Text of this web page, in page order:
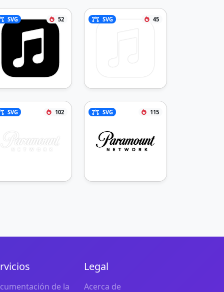
SVG 52 SVG 45
SVG 102 SVG 115
de la
Legal
Acerca de